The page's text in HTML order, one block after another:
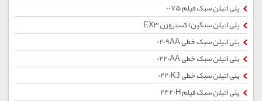
پلی اتیلن سبک فیلم 0075
پلی اتیلن سنگین اکستروژن EX3
پلی اتیلن سبک خطی 0209AA
پلی اتیلن سبک خطی 0220AA
پلی اتیلن سبک خطی 0220KJ
پلی اتیلن سبک فیلم 2420H